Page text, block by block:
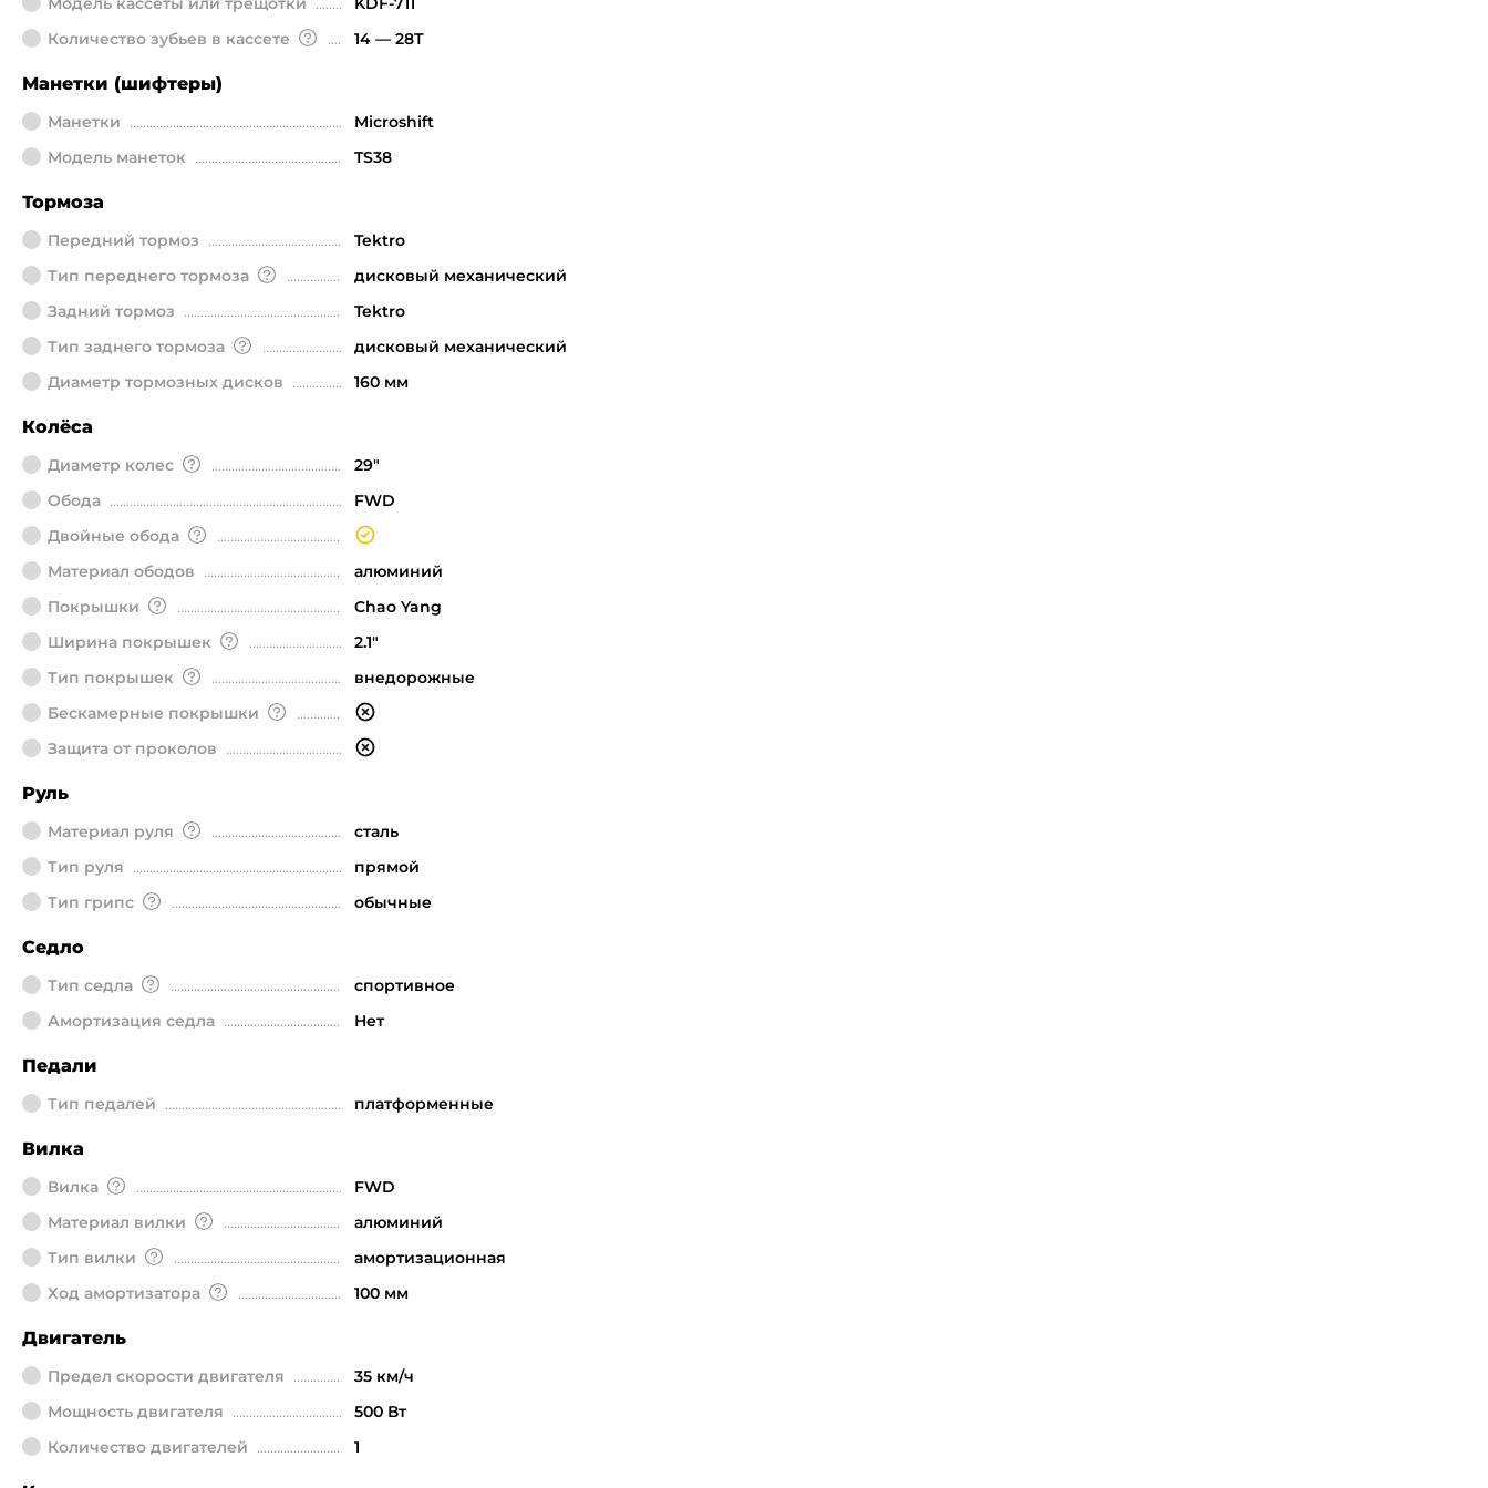
Количество зубьев в кассете
14 — 28Т
Манетки (шифтеры)
Манетки
Microshift
Модель манеток
TS38
Тормоза
Передний тормоз
Tektro
Тип переднего тормоза
дисковый механический
Задний тормоз
Tektro
Тип заднего тормоза
дисковый механический
Диаметр тормозных дисков
160 мм
Колёса
Диаметр колeс
29"
Обода
FWD
Двойные обода
Материал ободов
алюминий
Покрышки
Chao Yang
Ширина покрышек
2.1"
Тип покрышек
внедорожные
Бескамерные покрышки
Защита от проколов
Руль
Материал руля
сталь
Тип руля
прямой
Тип грипс
обычные
Седло
Тип седла
спортивное
Амортизация седла
Нет
Педали
Тип педалей платформенные
Вилка
Вилка
FWD
Материал вилки
алюминий
Тип вилки
амортизационная
Ход амортизатора
100 мм
Двигатель
Предел скорости двигателя
35 км/ч
Мощность двигателя
500 Вт
Количество двигателей
1